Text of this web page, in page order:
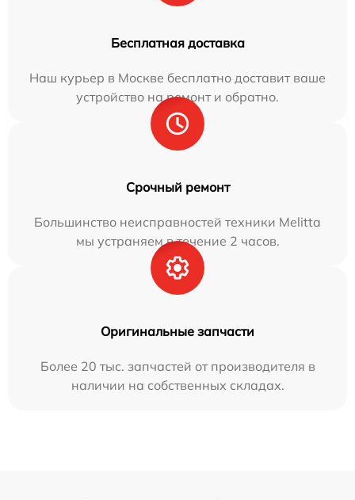
Бесплатная доставка
Наш курьер в Москве бесплатно доставит ваше
устройство на ремонт и обратно.
Срочный ремонт
Большинство неисправностей техники Melitta
мы устраняем в течение 2 часов.
Оригинальные запчасти
Более 20 тыс. запчастей от производителя в
наличии на собственных складах.